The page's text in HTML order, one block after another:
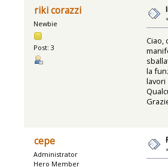
riki corazzi
Newbie
Post: 3
Ciao,
la
lavori
cepe
Administrator
Hero Member